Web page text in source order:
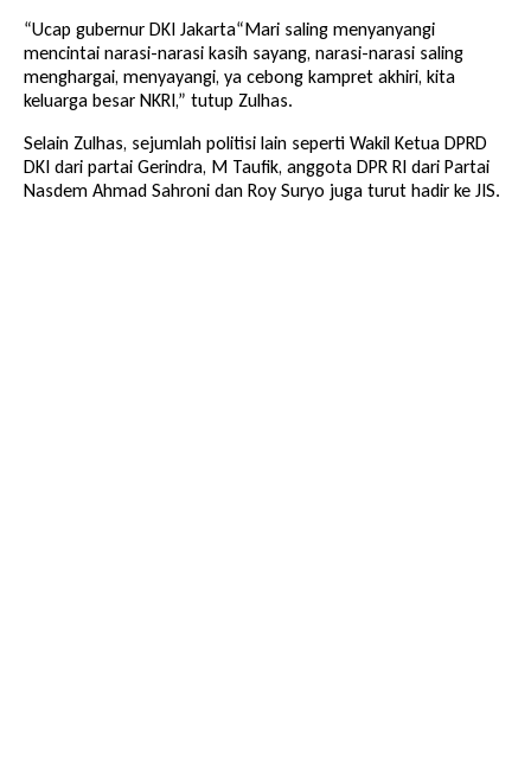
“Ucap gubernur DKI Jakarta“Mari saling menyanyangi
mencintai narasi-narasi kasih sayang, narasi-narasi saling
menghargai, menyayangi, ya cebong kampret akhiri, kita
keluarga besar NKRI,” tutup Zulhas.
Selain Zulhas, sejumlah politisi lain seperti Wakil Ketua DPRD
DKI dari partai Gerindra, M Taufik, anggota DPR RI dari Partai
Nasdem Ahmad Sahroni dan Roy Suryo juga turut hadir ke JIS.